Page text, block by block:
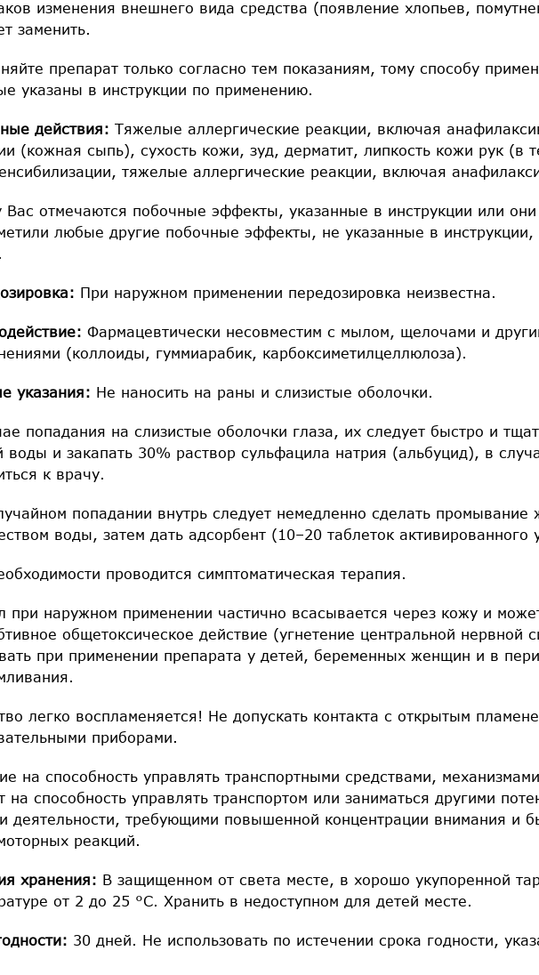
изменения внешнего вида средства (появление хлопьев,
заменить.
препарат только согласно тем показаниям, тому способу
указаны в инструкции по применению.
действия: Тяжелые аллергические реакции, включая
(кожная сыпь), сухость кожи, зуд, дерматит, липкость кожи рук (в
тяжелые аллергические реакции, включая
Вас отмечаются побочные эффекты, указанные в инструкции или они
любые другие побочные эффекты, не указанные в инструкции,
При наружном применении передозировка неизвестна.
Фармацевтически несовместим с мылом, щелочами и
(коллоиды, гуммиарабик, карбоксиметилцеллюлоза).
указания: Не наносить на раны и слизистые оболочки.
попадания на слизистые оболочки глаза, их следует быстро и
воды и закапать 30% раствор сульфацила натрия (альбуцид), в
к врачу.
попадании внутрь следует немедленно сделать промывание
воды, затем дать адсорбент (10–20 таблеток активированного
проводится симптоматическая терапия.
при наружном применении частично всасывается через кожу и
общетоксическое действие (угнетение центральной нервной
при применении препарата у детей, беременных женщин и в
легко воспламеняется! Не допускать контакта с открытым
приборами.
на способность управлять транспортными средствами,
на способность управлять транспортом или заниматься другими
деятельности, требующими повышенной концентрации внимания и
реакций.
хранения: В защищенном от света месте, в хорошо укупоренной
от 2 до 25 °С. Хранить в недоступном для детей месте.
30 дней. Не использовать по истечении срока годности,